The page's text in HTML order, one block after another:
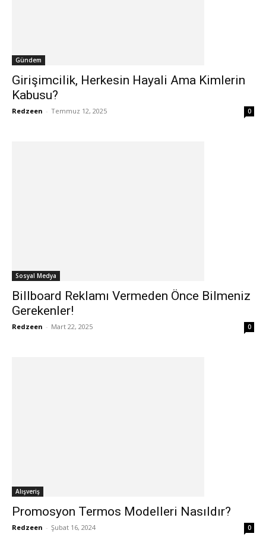
Gündem
Girişimcilik, Herkesin Hayali Ama Kimlerin
Kabusu?
Redzeen - Temmuz 12, 2025 0
Sosyal Medya
Billboard Reklamı Vermeden Önce Bilmeniz
Gerekenler!
Redzeen - Mart 22, 2025 0
Alışveriş
Promosyon Termos Modelleri Nasıldır?
Redzeen - Şubat 16, 2024 0